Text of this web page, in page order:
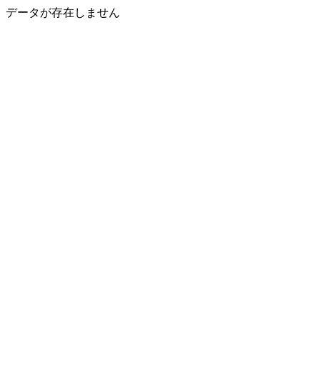
データが存在しません